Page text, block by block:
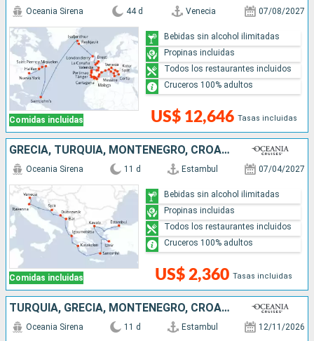
Comidas incluidas
Oceania Sirena 44 d Venecia 07/08/2027
US$ 12,646 Tasas incluidas
Bebidas sin alcohol ilimitadas
Propinas incluidas
Todos los restaurantes incluidos
Cruceros 100% adultos
GRECIA, TURQUÍA, MONTENEGRO, CROACIA, ITALIA
Comidas incluidas
Oceania Sirena 11 d Estambul 07/04/2027
US$ 2,360 Tasas incluidas
Bebidas sin alcohol ilimitadas
Propinas incluidas
Todos los restaurantes incluidos
Cruceros 100% adultos
TURQUÍA, GRECIA, MONTENEGRO, CROACIA, ITALIA
Oceania Sirena 11 d Estambul 12/11/2026